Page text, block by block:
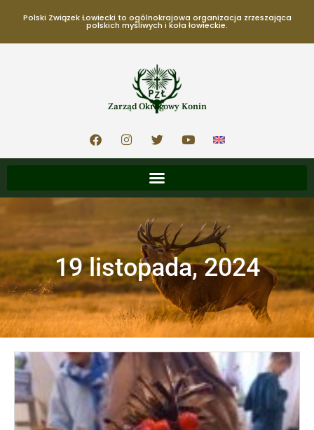
Polski Związek Łowiecki to ogólnokrajowa organizacja zrzeszająca
polskich myśliwych i koła łowieckie.
Zarząd Okręgowy Konin
19 listopada, 2024